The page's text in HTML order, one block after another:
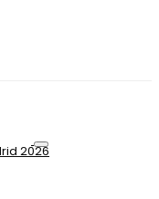
2026